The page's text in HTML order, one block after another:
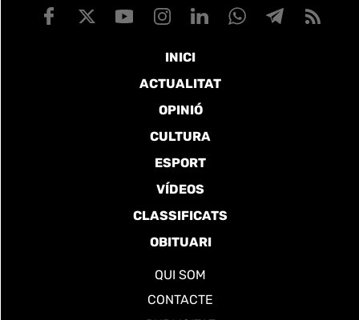
INICI
ACTUALITAT
OPINIÓ
CULTURA
ESPORT
VÍDEOS
CLASSIFICATS
OBITUARI
QUI SOM
CONTACTE